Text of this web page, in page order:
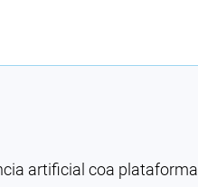
artificial coa plataforma